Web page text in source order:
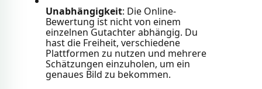
Unabhängigkeit: Die Online-
Bewertung ist nicht von einem
einzelnen Gutachter abhängig. Du
hast die Freiheit, verschiedene
Plattformen zu nutzen und mehrere
Schätzungen einzuholen, um ein
genaues Bild zu bekommen.